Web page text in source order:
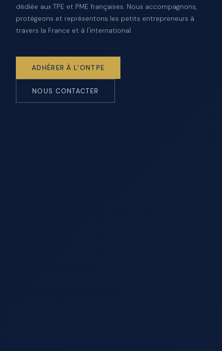
dédiée aux TPE et PME françaises. Nous accompagnons,
protégeons et représentons les petits entrepreneurs à
travers la France et à l'international.
ADHÉRER À L'ONTPE
NOUS CONTACTER